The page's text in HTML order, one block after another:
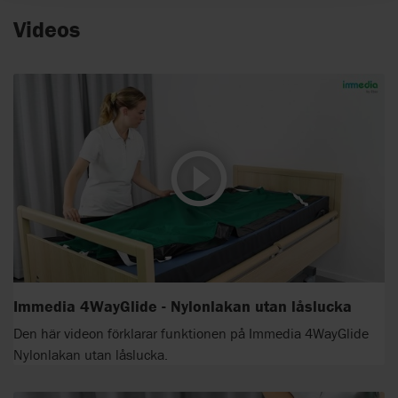
Videos
Immedia 4WayGlide - Nylonlakan utan låslucka
Den här videon förklarar funktionen på Immedia 4WayGlide
Nylonlakan utan låslucka.